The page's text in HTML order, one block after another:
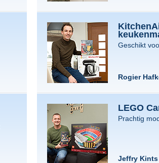
Geschikt
Rogier
LEGO
Prachtig
Jeffry Kints